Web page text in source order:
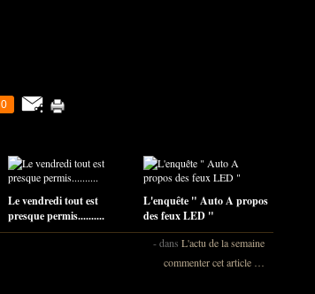
0
Le vendredi tout est
presque permis..........
L'enquête " Auto A propos
des feux LED "
-dans L'actu de la semaine
commenter cet article